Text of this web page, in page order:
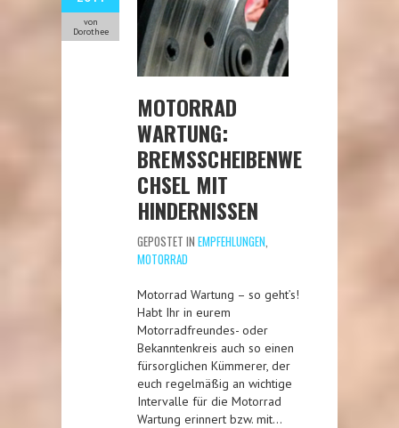
von
Dorothee
MOTORRAD
WARTUNG:
BREMSSCHEIBENWE
CHSEL MIT
HINDERNISSEN
GEPOSTET IN EMPFEHLUNGEN
MOTORRAD
Motorrad Wartung – so geht’s!
Habt Ihr in eurem
Motorradfreundes- oder
Bekanntenkreis auch so einen
fürsorglichen Kümmerer, der
euch regelmäßig an wichtige
Intervalle für die Motorrad
Wartung erinnert bzw. mit…